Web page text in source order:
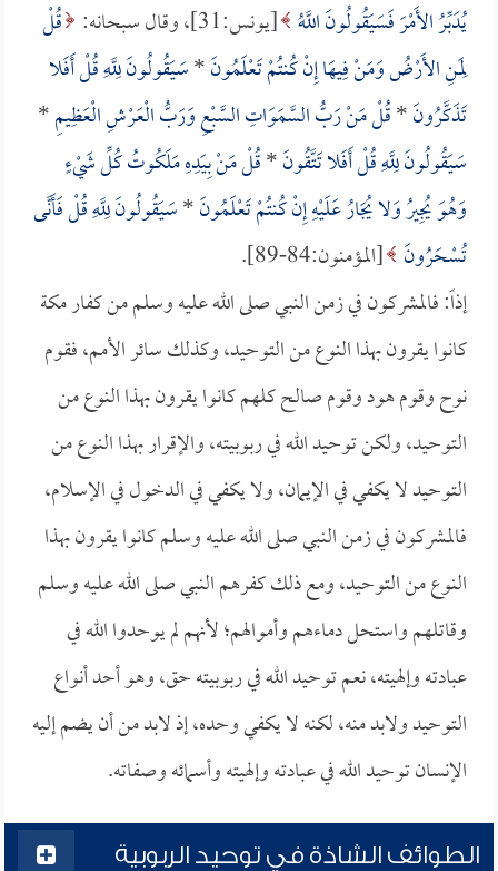
يُدَبِّرُ الأَمْرَ فَسَيَقُولُونَ اللَّهُ [يونس:31]، وقال سبحانه:
قُلْ
لِمَنِ الأَرْضُ وَمَنْ فِيهَا إِنْ كُنتُمْ تَعْلَمُونَ*سَيَقُولُونَ لِلَّهِ قُلْ أَفَلا
تَذَكَّرُونَ*قُلْ مَنْ رَبُّ السَّمَوَاتِ السَّبْعِ وَرَبُّ الْعَرْشِ الْعَظِيمِ*
سَيَقُولُونَ لِلَّهِ قُلْ أَفَلا تَتَّقُونَ*قُلْ مَنْ بِيَدِهِ مَلَكُوتُ كُلِّ شَيْءٍ
وَهُوَ يُجِيرُ وَلا يُجَارُ عَلَيْهِ إِنْ كُنتُمْ تَعْلَمُونَ*سَيَقُولُونَ لِلَّهِ قُلْ فَأَنَّى
تُسْحَرُونَ [المؤمنون:84-89].
إذاً: فالمشركون في زمن النبي صلى الله عليه وسلم من كفار مكة
كانوا يقرون بهذا النوع من التوحيد، وكذلك سائر الأمم، فقوم
نوح وقوم هود وقوم صالح كلهم كانوا يقرون بهذا النوع من
التوحيد، ولكن توحيد الله في ربوبيته، والإقرار بهذا النوع من
التوحيد لا يكفي في الإيمان، ولا يكفي في الدخول في الإسلام،
فالمشركون في زمن النبي صلى الله عليه وسلم كانوا يقرون بهذا
النوع من التوحيد، ومع ذلك كفرهم النبي صلى الله عليه وسلم
وقاتلهم واستحل دماءهم وأموالهم؛ لأنهم لم يوحدوا الله في
عبادته وإلهيته، نعم توحيد الله في ربوبيته حق، وهو أحد أنواع
التوحيد ولابد منه، لكنه لا يكفي وحده، إذ لابد من أن يضم إليه
الإنسان توحيد الله في عبادته وإلهيته وأسمائه وصفاته.
الطوائف الشاذة في توحيد الربوبية